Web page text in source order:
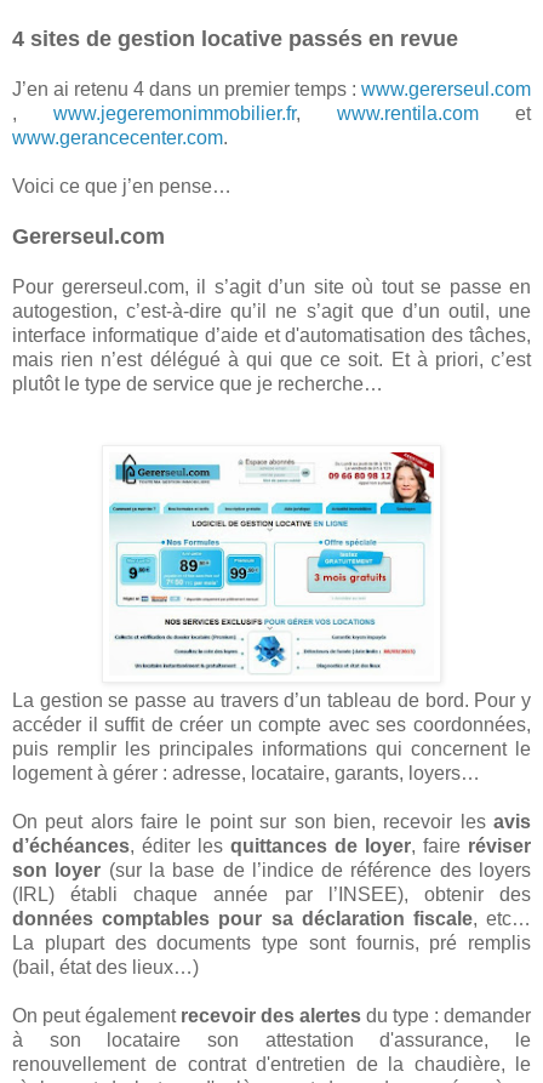
4 sites de gestion locative passés en revue
J’en ai retenu 4 dans un premier temps : www.gererseul.com
, www.jegeremonimmobilier.fr, www.rentila.com et
www.gerancecenter.com.
Voici ce que j’en pense…
Gererseul.com
Pour gererseul.com, il s’agit d’un site où tout se passe en
autogestion, c’est-à-dire qu’il ne s’agit que d’un outil, une
interface informatique d’aide et d'automatisation des tâches,
mais rien n’est délégué à qui que ce soit. Et à priori, c’est
plutôt le type de service que je recherche…
La gestion se passe au travers d’un tableau de bord. Pour y
accéder il suffit de créer un compte avec ses coordonnées,
puis remplir les principales informations qui concernent le
logement à gérer : adresse, locataire, garants, loyers…
On peut alors faire le point sur son bien, recevoir les avis
d’échéances, éditer les quittances de loyer, faire réviser
son loyer (sur la base de l’indice de référence des loyers
(IRL) établi chaque année par l’INSEE), obtenir des
données comptables pour sa déclaration fiscale, etc…
La plupart des documents type sont fournis, pré remplis
(bail, état des lieux…)
On peut égalementrecevoir des alertes du type : demander
à son locataire son attestation d'assurance, le
renouvellement de contrat d'entretien de la chaudière, le